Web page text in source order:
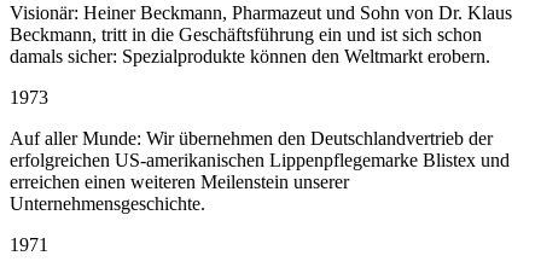
Visionär: Heiner Beckmann, Pharmazeut und Sohn von Dr. Klaus
Beckmann, tritt in die Geschäftsführung ein und ist sich schon
damals sicher: Spezialprodukte können den Weltmarkt erobern.
1973
Auf aller Munde: Wir übernehmen den Deutschlandvertrieb der
erfolgreichen US-amerikanischen Lippenpflegemarke Blistex und
erreichen einen weiteren Meilenstein unserer
Unternehmensgeschichte.
1971